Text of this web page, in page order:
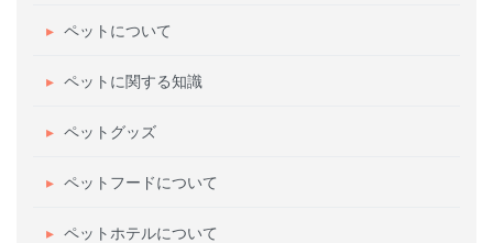
ペットについて
ペットに関する知識
ペットグッズ
ペットフードについて
ペットホテルについて